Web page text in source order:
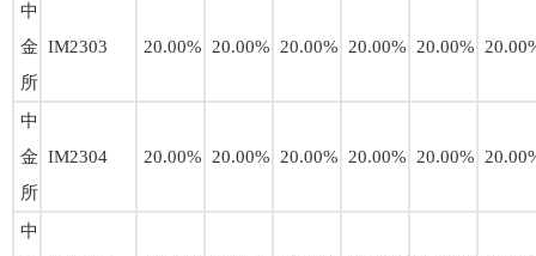
中
金
所
IM2303 20.00% 20.00% 20.00% 20.00% 20.00%
中
金
所
IM2304 20.00% 20.00% 20.00% 20.00% 20.00%
中